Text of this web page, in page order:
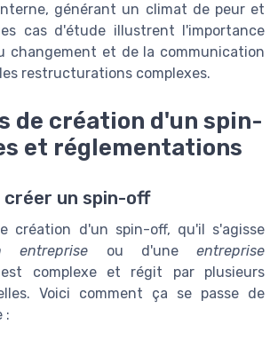
générant un climat de peur et
cas d'étude illustrent l'importance
changement et de la communication
restructurations complexes.
de création d'un spin-
et réglementations
créer un spin-off
création d'un spin-off, qu'il s'agisse
entreprise ou d'uneentreprise
complexe et régit par plusieurs
Voici comment ça se passe de
: